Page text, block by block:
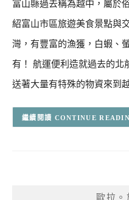
富山縣過去稱為越中，屬於
紹富山市區旅遊美食景點與
灣，有豐富的漁獲，白蝦、
有！ 航運便利造就過去的北
送著大量有特殊的物資來到
CONTINUE
歐拉。